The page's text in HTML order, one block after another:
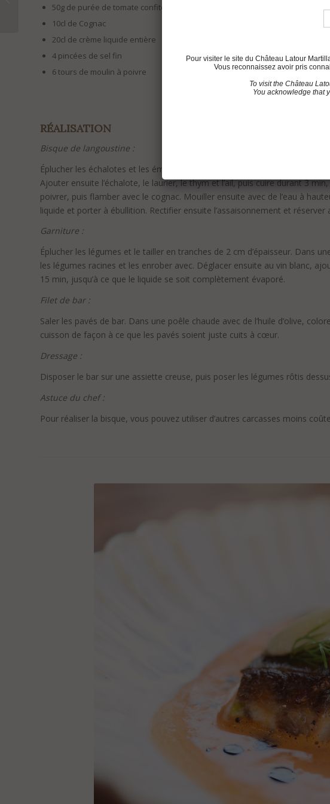
50g de purée de tomate confite
10cl de Cognac
20cl de crème liquide entière
4 pincées de sel fin
6 tours de moulin à poivre
RÉALISATION
Bisque de langoustine :
Éplucher les échalotes et les émincer en fines lamelles. Dans une cocotte
Ajouter ensuite l’échalote, le laurier, le thym et l’ail, puis cuire durant 3
poivrer, puis flamber avec le cognac. Mouiller ensuite avec de l’eau à
liquide et porter à ébullition. Rectifier ensuite l’assaisonnement et réserver
Garniture :
Éplucher les légumes et le tailler en tranches de 2 cm d’épaisseur. Dans
les légumes racines et les enrober avec. Déglacer ensuite au vin blanc,
15 min, jusqu’à ce que le liquide se soit complètement évaporé.
Filet de bar :
Saler les pavés de bar. Dans une poêle chaude avec de l’huile d’olive,
cuisson de façon à ce que les pavés soient juste cuits à cœur.
Dressage :
Disposer le bar sur une assiette creuse, puis poser les légumes rôtis
Astuce du chef :
Pour réaliser la bisque, vous pouvez utiliser d’autres carcasses moins
Léognan 2025 : Le
programme
Pour visiter le site du Château Latour
Vous reconnaissez avoir pris
To visit the Château
You acknowledge that